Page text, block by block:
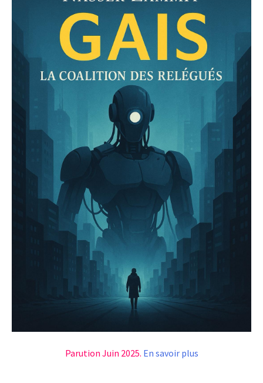
Parution Juin 2025. En savoir plus